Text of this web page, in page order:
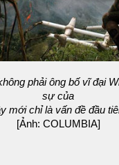
phải ông bố vĩ đại
sự của
mới chỉ là vấn đề đầu
[Ảnh: COLUMBIA]